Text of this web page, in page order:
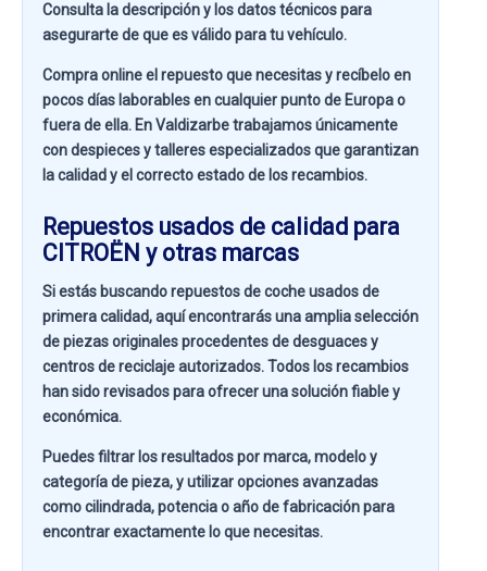
Consulta la descripción y los datos técnicos para
asegurarte de que es válido para tu vehículo.
Compra online el repuesto que necesitas y recíbelo en
pocos días laborables en cualquier punto de Europa o
fuera de ella. EnValdizarbetrabajamos únicamente
con despieces y talleres especializados que garantizan
la calidad y el correcto estado de los recambios.
Repuestos usados de calidad para
CITROËN y otras marcas
Si estás buscandorepuestos de coche usados de
primera calidad, aquí encontrarás una amplia selección
de piezas originales procedentes de desguaces y
centros de reciclaje autorizados. Todos los recambios
han sido revisados para ofrecer una solución fiable y
económica.
Puedes filtrar los resultados pormarca, modelo y
categoría de pieza, y utilizar opciones avanzadas
comocilindrada, potencia o año de fabricaciónpara
encontrar exactamente lo que necesitas.